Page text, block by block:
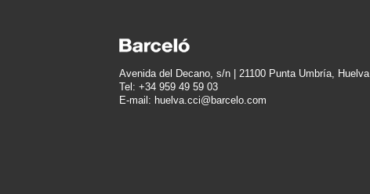
Avenida del Decano, s/n | 21100 Punta Umbría, Huelva
Tel: +34 959 49 59 03
E-mail: huelva.cci@barcelo.com